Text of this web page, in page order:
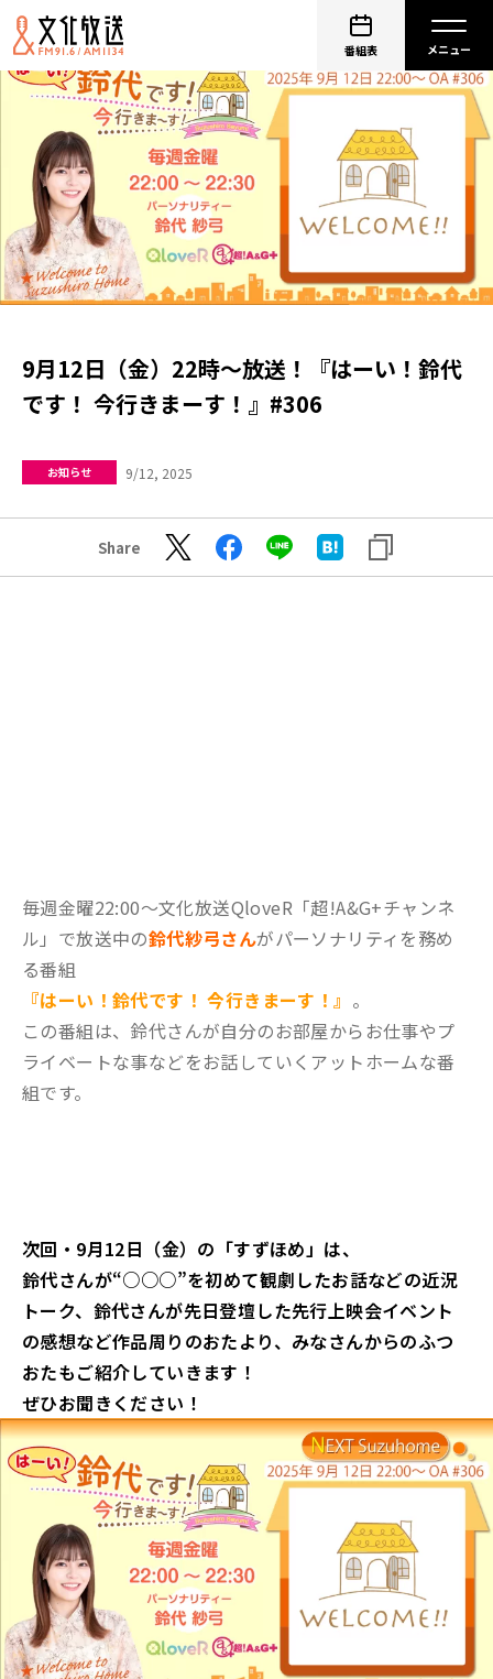
番組表
9月12日（金）22時～放送！『はーい！鈴代
です！ 今行きまーす！』#306
お知らせ 9/12, 2025
Share
毎週金曜22:00～文化放送QloveR「超!A&G+チャンネ
ル」で放送中の鈴代紗弓さんがパーソナリティを務め
る番組
『はーい！鈴代です！ 今行きまーす！』 。
この番組は、鈴代さんが自分のお部屋からお仕事やプ
ライベートな事などをお話していくアットホームな番
組です。
次回・9月12日（金）の「すずほめ」は、
鈴代さんが“○○○”を初めて観劇したお話などの近況
トーク、鈴代さんが先日登壇した先行上映会イベント
の感想など作品周りのおたより、みなさんからのふつ
おたもご紹介していきます！
ぜひお聞きください！